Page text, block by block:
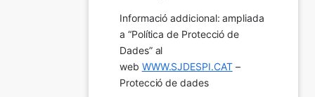
Informació addicional: ampliada
a “Política de Protecció de
Dades” al
web WWW.SJDESPI.CAT –
Protecció de dades